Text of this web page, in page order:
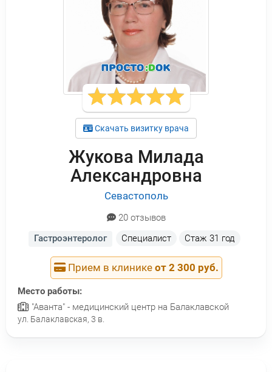
Скачать визитку врача
Жукова Милада
Александровна
Севастополь
20 отзывов
Гастроэнтеролог
Специалист Стаж31 год
Прием в клинике от 2 300 руб.
Место работы:
"Аванта" - медицинский центр на Балаклавской
ул. Балаклавская, 3 в.